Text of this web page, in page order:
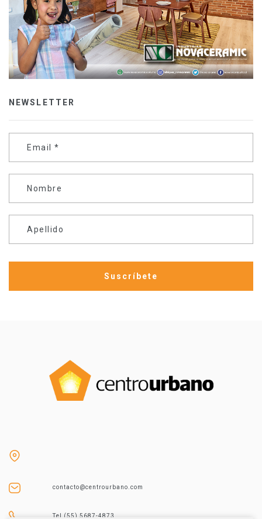
NEWSLETTER
Email *
Nombre
Apellido
contacto@centrourbano.com
Tel (55) 5687-4873